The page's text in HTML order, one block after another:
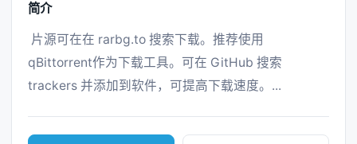
简介
qBittorrent作为下载工具。可在 GitHub 搜索
trackers 并添加到软件，可提高下载速度。...